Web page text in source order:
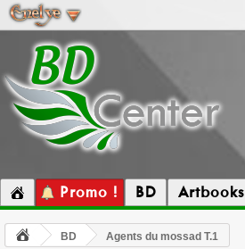
Promo ! BD Artbooks
BD Agents du mossad T.1